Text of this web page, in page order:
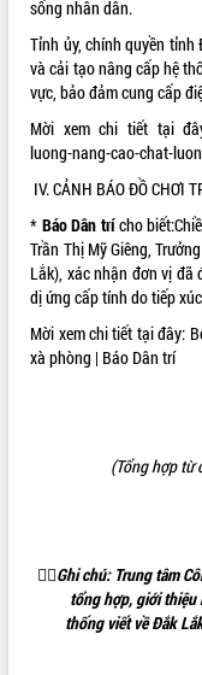
Tháo gỡ những vướng mắc,
công tác cải cách thủ tục
tại Trung tâm Phục vụ hành
công tỉnh
Đắk Lắk: Tôn vinh 46 giải
thi Sáng tạo Kỹ thuật 2024 -
Đắk Lắk rà soát, điều chỉnh
Phó Chủ tịch UBND tỉnh Đắk
Trương Công Thái kiểm tra
Dự án cao tốc Khánh Hòa -
Thuột
Định vị cà phê Việt Nam như
sản sống” trong dòng chảy
Quyết liệt tháo gỡ vướng
tồn biển
Lấy ý kiến điều chỉnh Quy
Đắk Lắk thời kỳ 2021-2030,
sống nhân dân.
Tỉnh ủy, chính quyền
và cải tạo nâng cấp hệ
vực, bảo đảm cung cấp
Mời xem chi tiết tại
luong-nang-cao-chat-
IV. CẢNH BÁO ĐỒ CHƠI
* Báo Dân trícho
Trần Thị Mỹ Giêng,
Lắk), xác nhận đơn vị đã
dị ứng cấp tính do tiếp
Mời xem chi tiết tại đây:
xà phòng | Báo Dân trí
(Tổng hợp từ
Ghi chú: Trung tâm
tổng hợp, giới thiệu
thống viết về Đắk